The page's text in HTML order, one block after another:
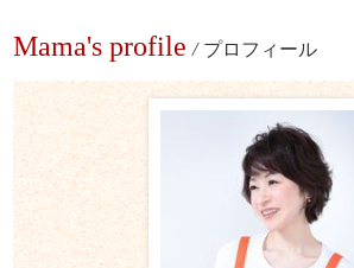
Mama's profile / プロフィール